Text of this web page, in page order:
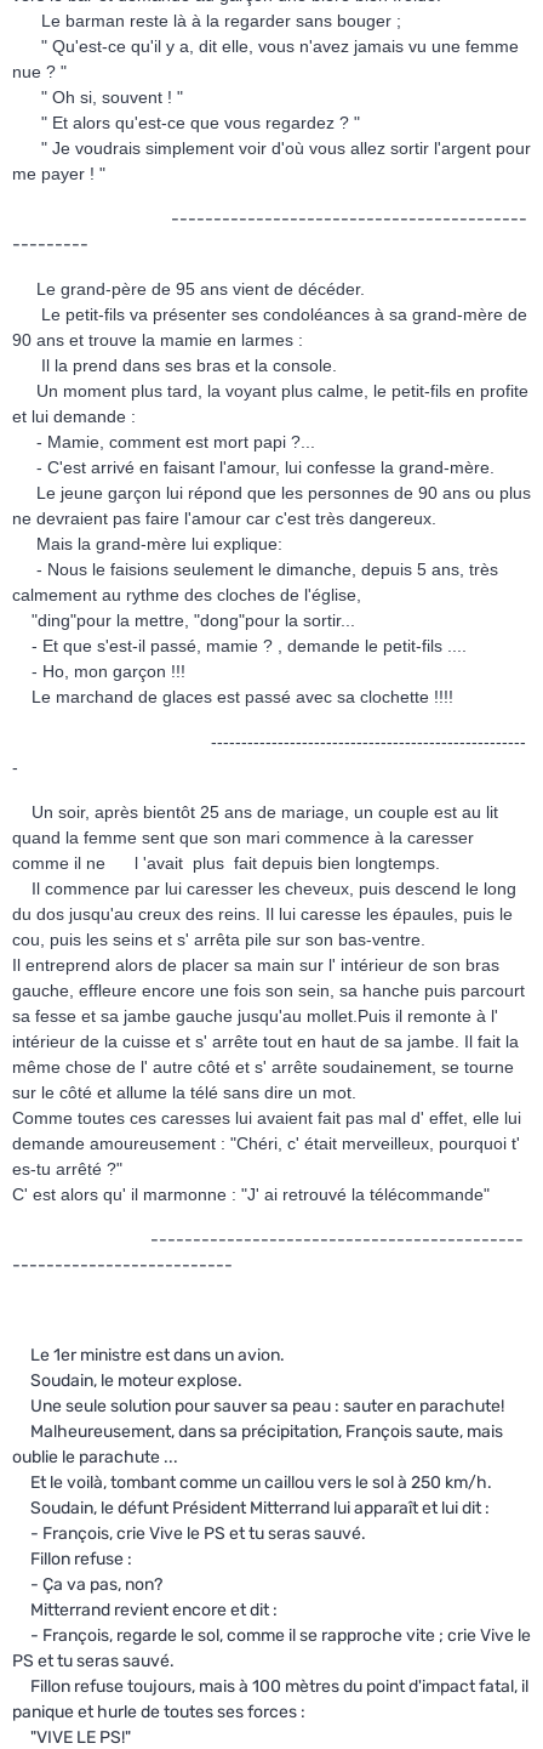
Le barman reste là à la regarder sans bouger ;
" Qu'est-ce qu'il y a, dit elle, vous n'avez jamais vu une femme
nue ? "
" Oh si, souvent ! "
" Et alors qu'est-ce que vous regardez ? "
" Je voudrais simplement voir d'où vous allez sortir l'argent pour
me payer ! "
------------------------------------------
---------
Le grand-père de 95 ans vient de décéder.
Le petit-fils va présenter ses condoléances à sa grand-mère de
90 ans et trouve la mamie en larmes :
Il la prend dans ses bras et la console.
Un moment plus tard, la voyant plus calme, le petit-fils en profite
et lui demande :
- Mamie, comment est mort papi ?...
- C'est arrivé en faisant l'amour, lui confesse la grand-mère.
Le jeune garçon lui répond que les personnes de 90 ans ou plus
ne devraient pas faire l'amour car c'est très dangereux.
Mais la grand-mère lui explique:
- Nous le faisions seulement le dimanche, depuis 5 ans, très
calmement au rythme des cloches de l'église,
"ding"pour la mettre, "dong"pour la sortir...
- Et que s'est-il passé, mamie ? , demande le petit-fils ....
- Ho, mon garçon !!!
Le marchand de glaces est passé avec sa clochette !!!!
----------------------------------------------------
-
Un soir, après bientôt 25 ans de mariage, un couple est au lit
quand la femme sent que son mari commence à la caresser
comme il ne l 'avait plus fait depuis bien longtemps.
Il commence par lui caresser les cheveux, puis descend le long
du dos jusqu'au creux des reins. Il lui caresse les épaules, puis le
cou, puis les seins et s' arrêta pile sur son bas-ventre.
Il entreprend alors de placer sa main sur l' intérieur de son bras
gauche, effleure encore une fois son sein, sa hanche puis parcourt
sa fesse et sa jambe gauche jusqu'au mollet.Puis il remonte à l'
intérieur de la cuisse et s' arrête tout en haut de sa jambe. Il fait la
même chose de l' autre côté et s' arrête soudainement, se tourne
sur le côté et allume la télé sans dire un mot.
Comme toutes ces caresses lui avaient fait pas mal d' effet, elle lui
demande amoureusement : "Chéri, c' était merveilleux, pourquoi t'
es-tu arrêté ?"
C' est alors qu' il marmonne : "J' ai retrouvé la télécommande"
--------------------------------------------
--------------------------
Le 1er ministre est dans un avion.
Soudain, le moteur explose.
Une seule solution pour sauver sa peau : sauter en parachute!
Malheureusement, dans sa précipitation, François saute, mais
oublie le parachute ...
Et le voilà, tombant comme un caillou vers le sol à 250 km/h.
Soudain, le défunt Président Mitterrand lui apparaît et lui dit :
- François, crie Vive le PS et tu seras sauvé.
Fillon refuse :
- Ça va pas, non?
Mitterrand revient encore et dit :
- François, regarde le sol, comme il se rapproche vite ; crie Vive le
PS et tu seras sauvé.
Fillon refuse toujours, mais à 100 mètres du point d'impact fatal, il
panique et hurle de toutes ses forces :
"VIVE LE PS!"